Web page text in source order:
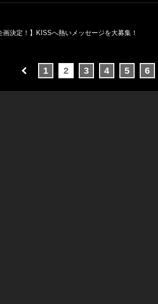
画決定！】KISSへ熱いメッセージを大募集！
1 2 3 4 5 6